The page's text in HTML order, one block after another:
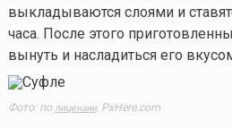
выкладываются слоями и
часа. После этого
вынуть и насладиться его
Фото: по лицензии, PxHere.com